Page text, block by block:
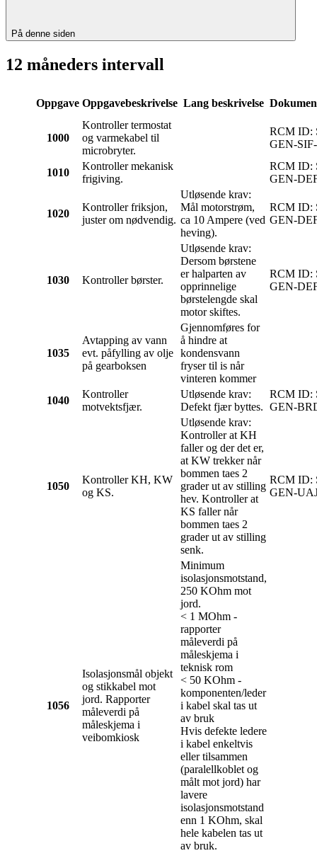
På denne siden
12 måneders intervall
Oppgave Oppgavebeskrivelse Lang beskrivelse
1000
Kontroller termostat
og varmekabel til
microbryter.
RCM ID:
GEN-
1010
Kontroller mekanisk
frigiving.
RCM ID:
GEN-
1020
Kontroller friksjon,
juster om nødvendig.
Utløsende krav:
Mål motorstrøm,
ca 10 Ampere (ved
heving).
RCM ID:
GEN-
1030 Kontroller børster.
Utløsende krav:
Dersom børstene
er halparten av
opprinnelige
børstelengde skal
motor skiftes.
RCM ID:
GEN-
1035
Avtapping av vann
evt. påfylling av olje
på gearboksen
Gjennomføres for
å hindre at
kondensvann
fryser til is når
vinteren kommer
1040
Kontroller
motvektsfjær.
Utløsende krav:
Defekt fjær byttes.
RCM ID:
GEN-
1050
Kontroller KH, KW
og KS.
Utløsende krav:
Kontroller at KH
faller og der det er,
at KW trekker når
bommen taes 2
grader ut av stilling
hev. Kontroller at
KS faller når
bommen taes 2
grader ut av stilling
senk.
RCM ID:
GEN-
1056
Isolasjonsmål objekt
og stikkabel mot
jord. Rapporter
måleverdi på
måleskjema i
veibomkiosk
Minimum
isolasjonsmotstand,
250 KOhm mot
jord.
< 1 MOhm -
rapporter
måleverdi på
måleskjema i
teknisk rom
< 50 KOhm -
komponenten/leder
i kabel skal tas ut
av bruk
Hvis defekte ledere
i kabel enkeltvis
eller tilsammen
(paralellkoblet og
målt mot jord) har
lavere
isolasjonsmotstand
enn 1 KOhm, skal
hele kabelen tas ut
av bruk.